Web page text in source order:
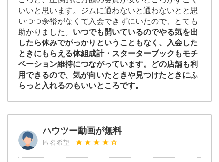
いいと思います。ジムに通わないと通わないとと思
いつつ余裕がなくて入会できずにいたので、とても
助かりました。 いつでも開いているのでやる気を出
したら休みでがっかりということもなく、入会した
ときにもらえる体組成計・スターターブックもモチ
ベーション維持につながっています。どの店舗も利
用できるので、気が向いたときや見つけたときにふ
らっと入れるのもいいところです。
ハウツー動画が無料
匿名希望